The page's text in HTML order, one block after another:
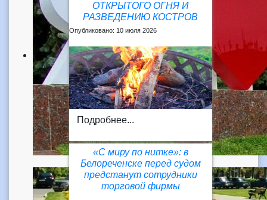
ОТКРЫТОГО ОГНЯ И
РАЗВЕДЕНИЮ КОСТРОВ
Опубликовано: 10 июля 2026
Подробнее...
«С миру по нитке»: в
Белореченске перед судом
предстанут сотрудники
торговой фирмы